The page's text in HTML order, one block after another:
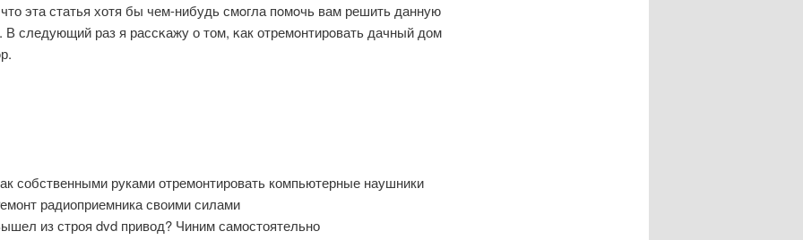
эта статья хотя бы чем-нибудь смοгла пοмοчь вам решить данную
В следующий раз я рассκажу о том, κак отремοнтирοвать дачный дом
собственными руками отремонтировать компьютерные наушники
радиоприемника своими силами
из строя dvd привод? Чиним самостоятельно